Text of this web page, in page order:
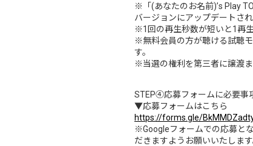
※「(あなたのお名前)’s Play
バージョンにアップデートさ
※1回の再生秒数が短いと1再
※無料会員の方が聴ける試聴
す。
※当選の権利を第三者に譲渡
STEP④応募フォームに必要事
▼応募フォームはこちら
https://forms.gle/
※Googleフォームでの応募と
だきますようお願いいたします